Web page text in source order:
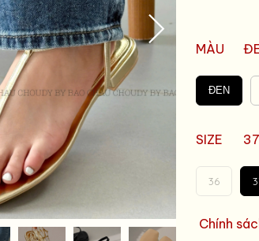
Chính
MÀU
ĐEN
SIZE 37
36